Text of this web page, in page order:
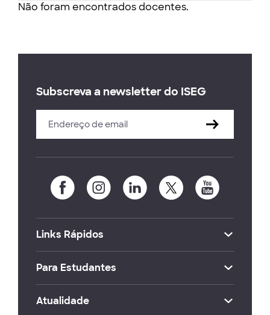
Não foram encontrados docentes.
Subscreva a newsletter do ISEG
Links Rápidos
Para Estudantes
Atualidade